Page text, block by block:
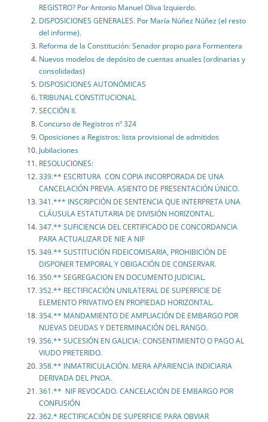
REGISTRO? Por Antonio Manuel Oliva Izquierdo.
DISPOSICIONES GENERALES. Por María Núñez Núñez (el resto
del informe).
Reforma de la Constitución: Senador propio para Formentera
Nuevos modelos de depósito de cuentas anuales (ordinarias y
consolidadas)
DISPOSICIONES AUTONÓMICAS
TRIBUNAL CONSTITUCIONAL
SECCIÓN II.
Concurso de Registros nº 324
Oposiciones a Registros: lista provisional de admitidos
Jubilaciones
RESOLUCIONES:
339.** ESCRITURA CON COPIA INCORPORADA DE UNA
CANCELACIÓN PREVIA. ASIENTO DE PRESENTACIÓN ÚNICO.
341.*** INSCRIPCIÓN DE SENTENCIA QUE INTERPRETA UNA
CLÁUSULA ESTATUTARIA DE DIVISIÓN HORIZONTAL.
347.** SUFICIENCIA DEL CERTIFICADO DE CONCORDANCIA
PARA ACTUALIZAR DE NIE A NIF
349.** SUSTITUCIÓN FIDEICOMISARIA, PROHIBICIÓN DE
DISPONER TEMPORAL Y OBIGACIÓN DE CONSERVAR.
350.** SEGREGACION EN DOCUMENTO JUDICIAL.
352.** RECTIFICACIÓN UNILATERAL DE SUPERFICIE DE
ELEMENTO PRIVATIVO EN PROPIEDAD HORIZONTAL.
354.** MANDAMIENTO DE AMPLIACIÓN DE EMBARGO POR
NUEVAS DEUDAS Y DETERMINACIÓN DEL RANGO.
356.** SUCESIÓN EN GALICIA: CONSENTIMIENTO O PAGO AL
VIUDO PRETERIDO.
358.** INMATRICULACIÓN. MERA APARIENCIA INDICIARIA
DERIVADA DEL PNOA.
361.** NIF REVOCADO. CANCELACIÓN DE EMBARGO POR
CONFUSIÓN
362.* RECTIFICACIÓN DE SUPERFICIE PARA OBVIAR